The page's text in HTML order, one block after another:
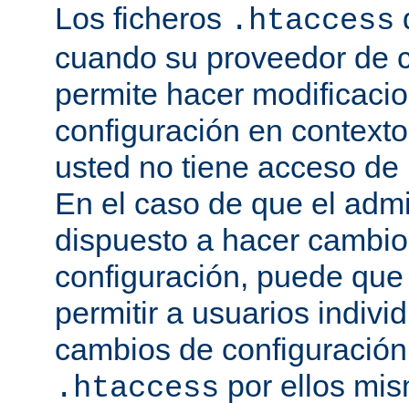
Los ficheros .htaccess
cuando su proveedor de
permite hacer
configuración en
usted no tiene acceso
En el caso de que el
dispuesto a hacer
configuración, puede
permitir a usuarios
cambios de
.htaccess por ellos